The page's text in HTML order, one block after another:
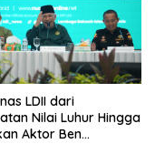
LDII dari
Nilai Luhur Hingga
Aktor Ben